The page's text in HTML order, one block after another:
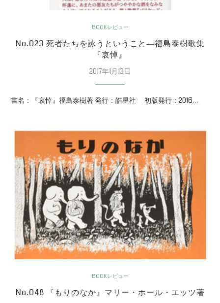
BOOKレビュー
No.023 死者たちを詠うということ―福島泰樹歌集
『哀悼』
2017年1月13日
書名：『哀悼』福島泰樹著 発行：皓星社 初版発行：2016…
BOOKレビュー
No.048 『もりのなか』マリー・ホール・エッツ著